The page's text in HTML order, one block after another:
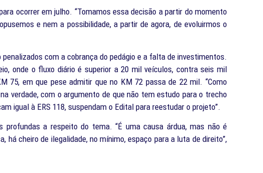
ocorrer em julho. “Tomamos essa decisão a partir do momento
e nem a possibilidade, a partir de agora, de evoluirmos o
com a cobrança do pedágio e a falta de investimentos.
onde o fluxo diário é superior a 20 mil veículos, contra seis mil
75, em que pese admitir que no KM 72 passa de 22 mil. “Como
verdade, com o argumento de que não tem estudo para o trecho
igual à ERS 118, suspendam o Edital para reestudar o projeto”.
a respeito do tema. “É uma causa árdua, mas não é
cheiro de ilegalidade, no mínimo, espaço para a luta de direito”,